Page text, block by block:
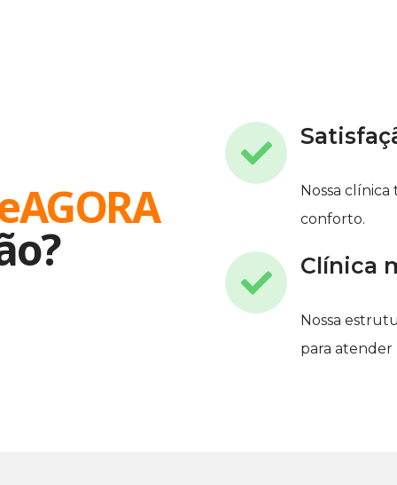
Nossa
conforto.
Clínica
Nossa
para atender